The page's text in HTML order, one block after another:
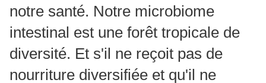
notre santé. Notre microbiome
intestinal est une forêt tropicale de
diversité. Et s'il ne reçoit pas de
nourriture diversifiée et qu'il ne